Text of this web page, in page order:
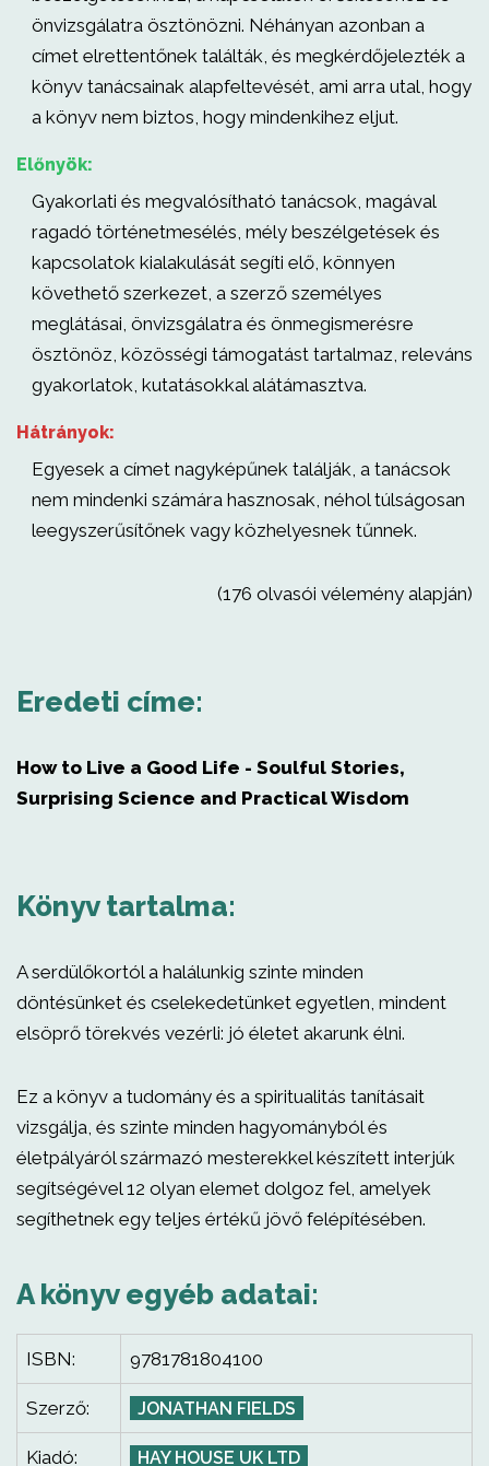
önvizsgálatra ösztönözni. Néhányan azonban a
címet elrettentőnek találták, és megkérdőjelezték a
könyv tanácsainak alapfeltevését, ami arra utal, hogy
a könyv nem biztos, hogy mindenkihez eljut.
Előnyök:
Gyakorlati és megvalósítható tanácsok, magával
ragadó történetmesélés, mély beszélgetések és
kapcsolatok kialakulását segíti elő, könnyen
követhető szerkezet, a szerző személyes
meglátásai, önvizsgálatra és önmegismerésre
ösztönöz, közösségi támogatást tartalmaz, releváns
gyakorlatok, kutatásokkal alátámasztva.
Hátrányok:
Egyesek a címet nagyképűnek találják, a tanácsok
nem mindenki számára hasznosak, néhol túlságosan
leegyszerűsítőnek vagy közhelyesnek tűnnek.
(176 olvasói vélemény alapján)
Eredeti címe:
How to Live a Good Life - Soulful Stories,
Surprising Science and Practical Wisdom
Könyv tartalma:
A serdülőkortól a halálunkig szinte minden
döntésünket és cselekedetünket egyetlen, mindent
elsöprő törekvés vezérli: jó életet akarunk élni.
Ez a könyv a tudomány és a spiritualitás tanításait
vizsgálja, és szinte minden hagyományból és
életpályáról származó mesterekkel készített interjúk
segítségével 12 olyan elemet dolgoz fel, amelyek
segíthetnek egy teljes értékű jövő felépítésében.
A könyv egyéb adatai:
ISBN: 9781781804100
Szerző: JONATHAN FIELDS
Kiadó: HAY HOUSE UK LTD